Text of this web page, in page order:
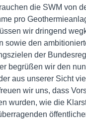
die SWM von
pro
wir dringend
sowie den
der
begrüßen wir den
aus unserer Sicht
wir uns, dass
wurden, wie die